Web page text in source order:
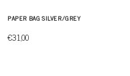
PAPER BAG SILVER/GREY
€31,00